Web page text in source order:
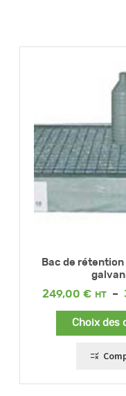
Bac de
249,00 € –
Choix des